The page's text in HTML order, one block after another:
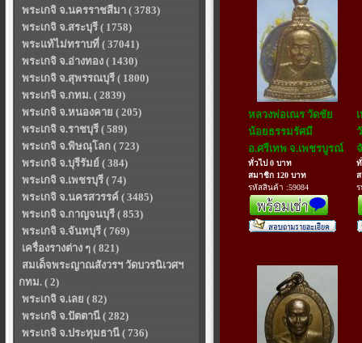
พระเกจิ จ.นครราชสีมา ( 3783)
พระเกจิ จ.สระบุรี ( 1758)
พระแท้ไม่ทราบที่ ( 37041)
พระเกจิ จ.อ่างทอง ( 1430)
พระเกจิ จ.สุพรรณบุรี ( 1800)
พระเกจิ จ.กทม. ( 2839)
พระเกจิ จ.หนองคาย ( 205)
พระเกจิ จ.ราชบุรี ( 589)
พระเกจิ จ.พิษณุโลก ( 723)
พระเกจิ จ.บุรีรัมย์ ( 384)
พระเกจิ จ.เพชรบุรี ( 74)
พระเกจิ จ.นครสวรรค์ ( 3485)
พระเกจิ จ.กาญจนบุรี ( 853)
พระเกจิ จ.จันทบุรี ( 769)
เครื่องรางต่าง ๆ ( 821)
สมเด็จพระญาณสังวรฯ วัดบวรนิเวศฯ
กทม. ( 2)
พระเกจิ จ.เลย ( 82)
พระเกจิ จ.ปัตตานี ( 282)
พระเกจิ จ.ประทุมธานี ( 736)
หลวงพ่อเณร วัดชัย
น้อยธรรมรัศมี
อ.ศรีเทพ จ.เพชรบูรณ์
ทั่วไป 0 บาท
สมาชิก 120 บาท
รหัสสินค้า :59084